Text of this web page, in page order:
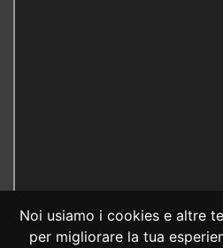
Noi usiamo i cookies e altre
per migliorare la tua